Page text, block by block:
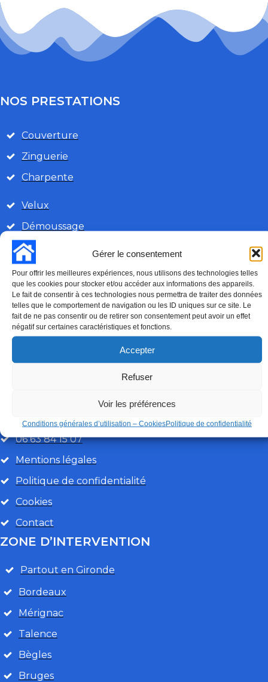
Gérer le consentement
Pour offrir les meilleures expériences, nous utilisons des technologies telles
que les cookies pour stocker et/ou accéder aux informations des appareils.
Le fait de consentir à ces technologies nous permettra de traiter des données
telles que le comportement de navigation ou les ID uniques sur ce site. Le
fait de ne pas consentir ou de retirer son consentement peut avoir un effet
négatif sur certaines caractéristiques et fonctions.
Accepter
Refuser
Voir les préférences
Conditions générales d’utilisation – CookiesPolitique de confidentialité
NOS PRESTATIONS
Couverture
Zinguerie
Charpente
Velux
Démoussage
Isolation
DEMANDE DE DEVIS 06 63 84 15 07
Appel gratuit 7 jours sur 7
TOITURES DE GIRONDE
Les Toitures de Gironde sont des spécialistes de la
couverture, depuis plusieurs décennies dans la région
de Bordeaux. Nous aimons le travail bien fait.
06 63 84 15 07
Mentions légales
Politique de confidentialité
Cookies
Contact
ZONE D’INTERVENTION
Partout en Gironde
Bordeaux
Mérignac
Talence
Bègles
Bruges